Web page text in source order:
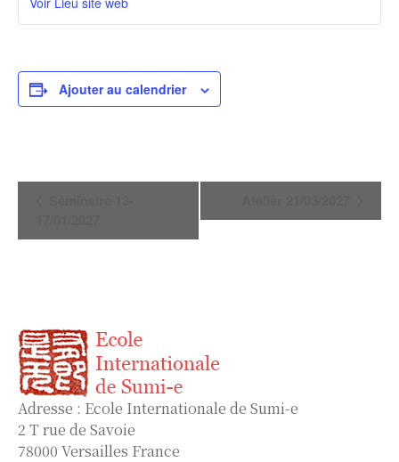
Ajouter au calendrier
Adresse : Ecole Internationale de Sumi-e
2 T rue de Savoie
78000 Versailles France